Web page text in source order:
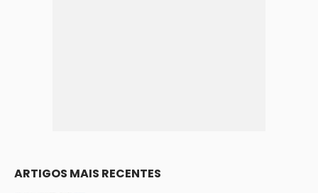
ARTIGOS MAIS RECENTES